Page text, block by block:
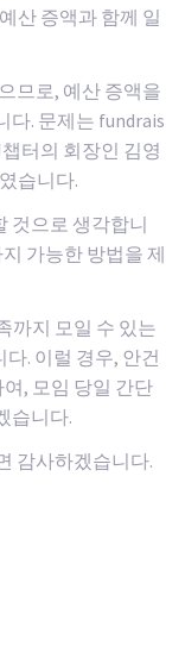
산 증액과 함께 일
므로, 예산 증액을
다. 문제는 fundrais
터의 회장인 김영
습니다.
것으로 생각합니
가능한 방법을 제
까지 모일 수 있는
. 이럴 경우, 안건
, 모임 당일 간단
습니다.
감사하겠습니다.